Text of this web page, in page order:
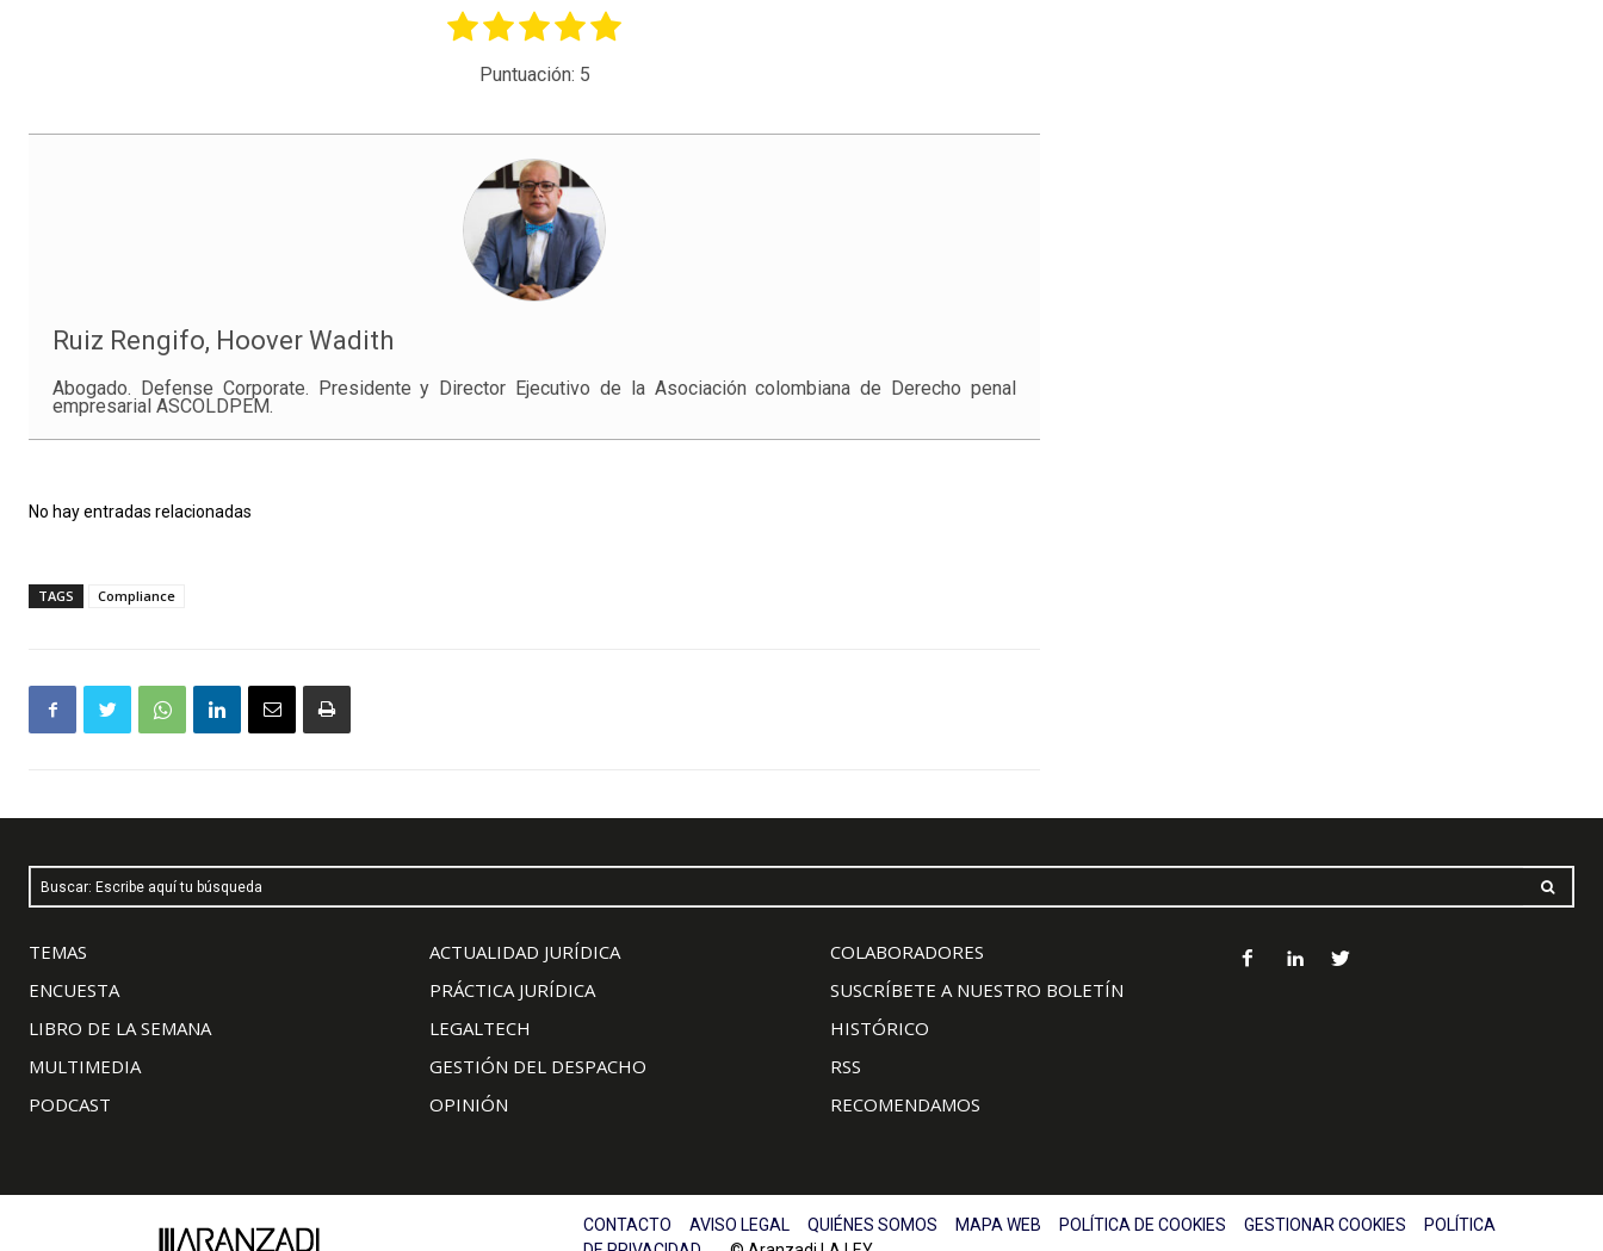
Puntuación: 5
Ruiz Rengifo, Hoover Wadith
Abogado. Defense Corporate. Presidente y Director Ejecutivo de la Asociación colombiana de Derecho penal
empresarial ASCOLDPEM.
No hay entradas relacionadas
TAGS Compliance
Buscar: Escribe aquí tu búsqueda
TEMAS
ENCUESTA
LIBRO DE LA SEMANA
MULTIMEDIA
PODCAST
ACTUALIDAD JURÍDICA
PRÁCTICA JURÍDICA
LEGALTECH
GESTIÓN DEL DESPACHO
OPINIÓN
COLABORADORES
SUSCRÍBETE A NUESTRO BOLETÍN
HISTÓRICO
RSS
RECOMENDAMOS
CONTACTO AVISO LEGAL QUIÉNES SOMOS MAPA WEB POLÍTICA DE COOKIES GESTIONAR COOKIES
POLÍTICA